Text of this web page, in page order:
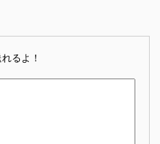
るよ！